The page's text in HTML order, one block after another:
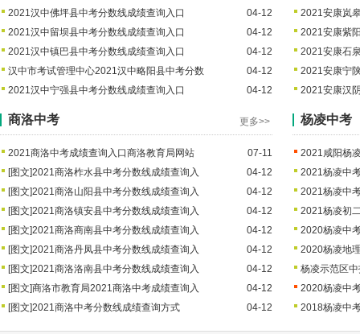
2021汉中佛坪县中考分数线成绩查询入口
04-12
2021汉中留坝县中考分数线成绩查询入口
04-12
2021汉中镇巴县中考分数线成绩查询入口
04-12
汉中市考试管理中心2021汉中略阳县中考分数
04-12
2021汉中宁强县中考分数线成绩查询入口
04-12
2021安康岚
2021安康紫
2021安康石
2021安康宁
2021安康汉
商洛中考 更多>>
2021商洛中考成绩查询入口商洛教育局网站
07-11
[图文]2021商洛柞水县中考分数线成绩查询入
04-12
[图文]2021商洛山阳县中考分数线成绩查询入
04-12
[图文]2021商洛镇安县中考分数线成绩查询入
04-12
[图文]2021商洛商南县中考分数线成绩查询入
04-12
[图文]2021商洛丹凤县中考分数线成绩查询入
04-12
[图文]2021商洛洛南县中考分数线成绩查询入
04-12
[图文]商洛市教育局2021商洛中考成绩查询入
04-12
[图文]2021商洛中考分数线成绩查询方式 04-12
杨凌中考
2021咸阳杨
2021杨凌中
2021杨凌中
2021杨凌初
2020杨凌中
2020杨凌地
杨凌示范区
2020杨凌中
2018杨凌中